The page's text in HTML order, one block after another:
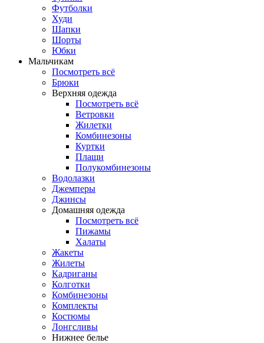
Футболки
Худи
Шапки
Шорты
Юбки
Мальчикам
Посмотреть всё
Брюки
Верхняя одежда
Посмотреть всё
Ветровки
Жилетки
Комбинезоны
Куртки
Плащи
Полукомбинезоны
Водолазки
Джемперы
Джинсы
Домашняя одежда
Посмотреть всё
Пижамы
Халаты
Жакеты
Жилеты
Кадриганы
Колготки
Комбинезоны
Комплекты
Костюмы
Лонгсливы
Нижнее белье